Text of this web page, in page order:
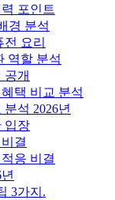
포인트
경 분석
요리
역할 분석
공개
택 비교 분석
석 2026년
입장
결
응 비결
3가지.